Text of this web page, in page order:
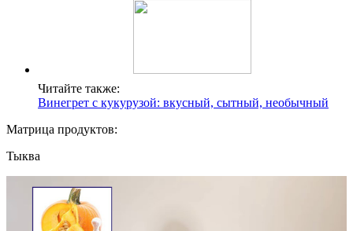
Читайте также:
Винегрет с кукурузой: вкусный, сытный, необычный
Матрица продуктов:
Тыква